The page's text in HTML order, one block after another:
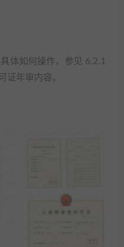
体如何操作，参见 6.2.1
证年审内容。